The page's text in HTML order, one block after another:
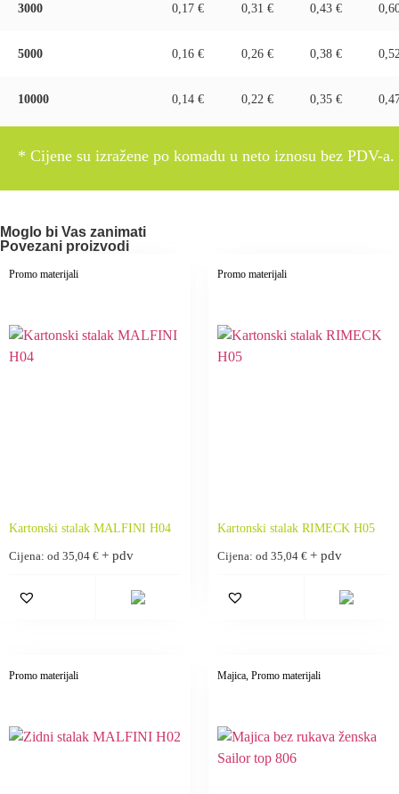
3000 0,17 € 0,31 € 0,43 €
5000 0,16 € 0,26 € 0,38 €
10000 0,14 € 0,22 € 0,35 €
* Cijene su izražene po komadu u neto iznosu bez PDV-a.
Moglo bi Vas zanimati
Povezani proizvodi
Promo materijali
Kartonski stalak MALFINI H04
Cijena: od 35,04 € + pdv
Promo materijali
Kartonski stalak RIMECK H05
Cijena: od 35,04 € + pdv
Promo materijali Majica , Promo materijali